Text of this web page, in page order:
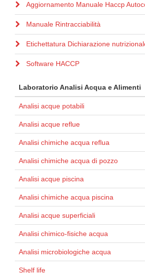
Aggiornamento Manuale Haccp
Manuale Rintracciabilità
Etichettatura Dichiarazione
Software HACCP
Laboratorio Analisi Acqua e Alimenti
Analisi acque potabili
Analisi acque reflue
Analisi chimiche acqua reflua
Analisi chimiche acqua di pozzo
Analisi acque piscina
Analisi chimiche acqua piscina
Analisi acque superficiali
Analisi chimico-fisiche acqua
Analisi microbiologiche acqua
Shelf life